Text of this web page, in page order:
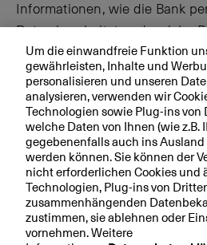
Informationen, wie die Bank
Daten bearbeitet und welche
zustehen, verweisen wir auf
Datenschutzerklärung.
Bitte geben Sie die Zeichen
Um die einwandfreie Funktion
gewährleisten, Inhalte und
personalisieren und unseren
analysieren, verwenden wir
Technologien sowie Plug-ins von
welche Daten von Ihnen (wie z.B.
gegebenenfalls auch ins
werden können. Sie können der
nicht erforderlichen Cookies und
Technologien, Plug-ins von
zusammenhängenden
zustimmen, sie ablehnen oder
vornehmen. Weitere